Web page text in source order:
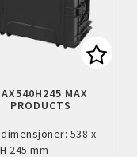
of favorites
MAX
PRODUCTS
538 x
245 mm